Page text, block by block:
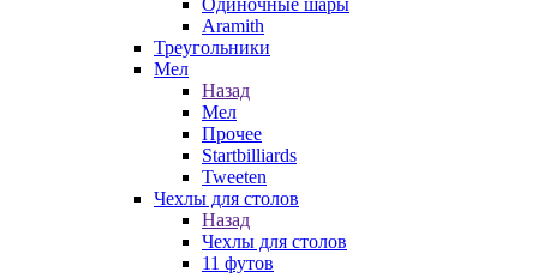
Одиночные шары
Aramith
Треугольники
Мел
Назад
Мел
Прочее
Startbilliards
Tweeten
Чехлы для столов
Назад
Чехлы для столов
11 футов